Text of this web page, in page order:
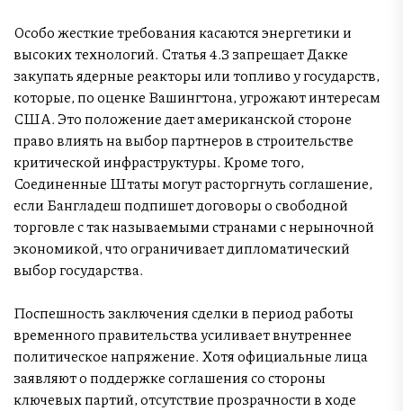
Особо жесткие требования касаются энергетики и
высоких технологий. Статья 4.3 запрещает Дакке
закупать ядерные реакторы или топливо у государств,
которые, по оценке Вашингтона, угрожают интересам
США. Это положение дает американской стороне
право влиять на выбор партнеров в строительстве
критической инфраструктуры. Кроме того,
Соединенные Штаты могут расторгнуть соглашение,
если Бангладеш подпишет договоры о свободной
торговле с так называемыми странами с нерыночной
экономикой, что ограничивает дипломатический
выбор государства.
Поспешность заключения сделки в период работы
временного правительства усиливает внутреннее
политическое напряжение. Хотя официальные лица
заявляют о поддержке соглашения со стороны
ключевых партий, отсутствие прозрачности в ходе